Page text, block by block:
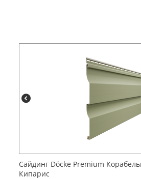
Сайдинг Döcke Premium
Кипарис